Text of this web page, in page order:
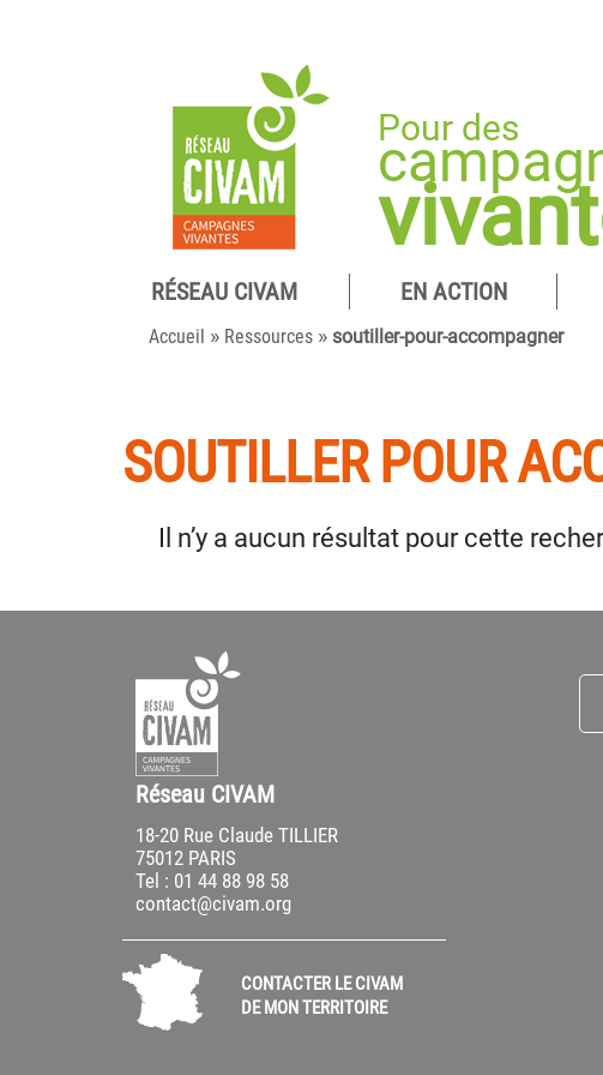
Pour des
RÉSEAU CIVAM EN ACTION
Accueil » Ressources » soutiller-pour-accompagner
SOUTILLER POUR
Il n’y a aucun résultat pour cette
Réseau CIVAM
18-20 Rue Claude TILLIER
75012 PARIS
Tel : 01 44 88 98 58
contact@civam.org
CONTACTER LE CIVAM
DE MON TERRITOIRE